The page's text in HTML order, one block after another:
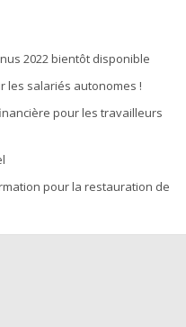
2022 bientôt disponible
les salariés autonomes !
pour les travailleurs
pour la restauration de